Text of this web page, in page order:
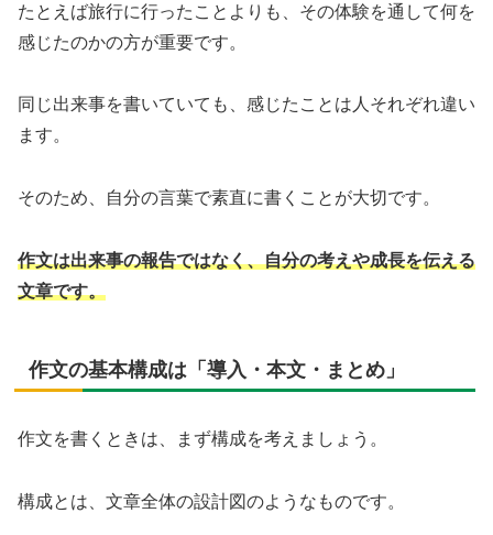
たとえば旅行に行ったことよりも、その体験を通して何を
感じたのかの方が重要です。
同じ出来事を書いていても、感じたことは人それぞれ違い
ます。
そのため、自分の言葉で素直に書くことが大切です。
作文は出来事の報告ではなく、自分の考えや成長を伝える
文章です。
作文の基本構成は「導入・本文・まとめ」
作文を書くときは、まず構成を考えましょう。
構成とは、文章全体の設計図のようなものです。